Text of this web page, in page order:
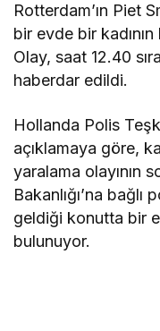
Rotterdam’ın Piet
bir evde bir
Olay, saat 12.40
haberdar edildi.
Hollanda Polis
açıklamaya göre,
yaralama olayının
Bakanlığı’na
geldiği konutta bir
bulunuyor.